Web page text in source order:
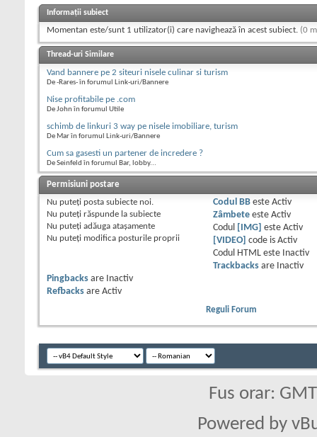
Informații subiect
Momentan este/sunt 1 utilizator(i) care navighează în acest subiect. (0
Thread-uri Similare
Vand bannere pe 2 siteuri nisele culinar si turism
De -Rares- în forumul Link-uri/Bannere
Nise profitabile pe .com
De John în forumul Utile
schimb de linkuri 3 way pe nisele imobiliare, turism
De Mar în forumul Link-uri/Bannere
Cum sa gasesti un partener de incredere ?
De Seinfeld în forumul Bar, lobby...
Permisiuni postare
Nu puteţi posta subiecte noi.
Nu puteţi răspunde la subiecte
Nu puteţi adăuga ataşamente
Nu puteţi modifica posturile proprii
Codul BBeste Activ
Zâmbeteeste Activ
Codul
[IMG] este Activ
[VIDEO] code is Activ
Codul HTML este
Inactiv
Trackbacksare
Inactiv
Pingbacks are
Inactiv
Refbacks are Activ
Reguli Forum
Fus orar:
Powered by